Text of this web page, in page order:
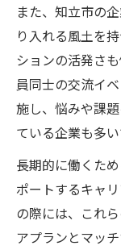
また、知立市の
り入れる風土を
ションの活発さ
員同士の交流イ
施し、悩みや課
ている企業も多い
長期的に働くた
ポートするキャ
の際には、これ
アプランとマッ